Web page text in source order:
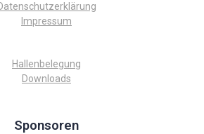
Impressum
Hallenbelegung
Downloads
Sponsoren